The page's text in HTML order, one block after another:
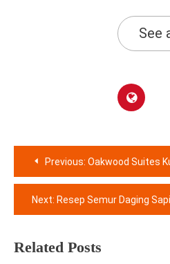
See
Navigasi
pos
Previous: Oakwood Suites Kuningan Jakarta
Next: Resep Semur Daging Sapi Lezat
Related Posts